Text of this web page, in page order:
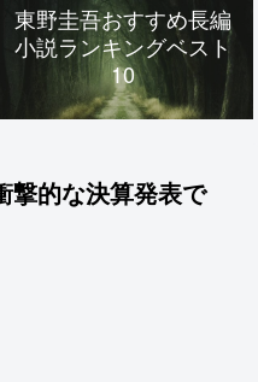
東野圭吾おすすめ長編
小説ランキングベスト
10
撃的な決算発表で